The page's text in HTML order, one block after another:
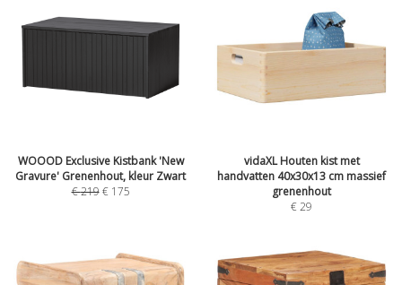
WOOOD Exclusive Kistbank 'New
Gravure' Grenenhout, kleur Zwart
€219 € 175
vidaXL Houten kist met
handvatten 40x30x13 cm massief
grenenhout
€29